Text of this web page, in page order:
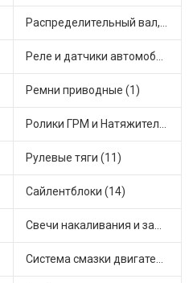
Распределительный вал, шестерни распределительного (2)
Реле и датчики автомобильные (39)
Ремни приводные (1)
Ролики ГРМ и Натяжители (10)
Рулевые тяги (11)
Сайлентблоки (14)
Свечи накаливания и зажигания (6)
Система смазки двигателя (1)